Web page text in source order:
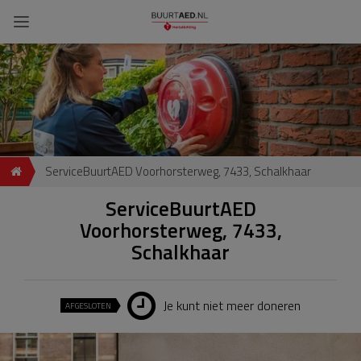
ServiceBuurtAED Voorhorsterweg, 7433, Schalkhaar
ServiceBuurtAED
Voorhorsterweg, 7433,
Schalkhaar
AFGESLOTEN Je kunt niet meer doneren